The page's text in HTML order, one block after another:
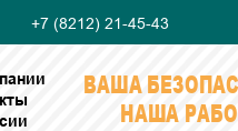
+7 (8212) 21-45-43
ВАША
НАША